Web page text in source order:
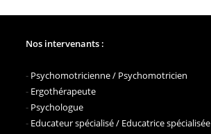
L’AFTAA
Nos intervenants :
- Psychomotricienne / Psychomotricien
- Ergothérapeute
- Psychologue
- Educateur spécialisé / Educatrice spécialisée